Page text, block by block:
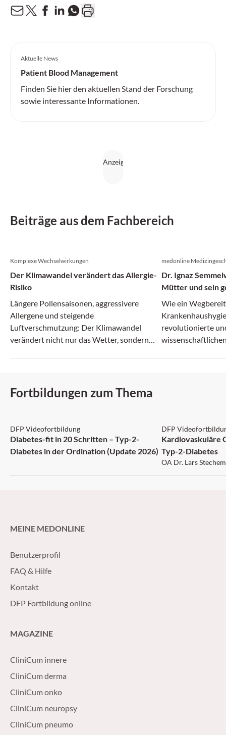
Aktuelle News
Patient Blood Management
Finden Sie hier den aktuellen Stand der Forschung
sowie interessante Informationen.
Beiträge aus dem Fachbereich
Komplexe Wechselwirkungen
Der Klimawandel verändert das Allergie-
Risiko
Längere Pollensaisonen, aggressivere
Allergene und steigende
Luftverschmutzung: Der Klimawandel
verändert nicht nur das Wetter, sondern
medonline
Dr. Ignaz
Mütter und sein
Irrenanstalt
Wie ein
revolutionierte
Fortbildungen zum Thema
DFP: 5 Punkte
DFP Videofortbildung
Diabetes-fit in 20 Schritten – Typ-2-
Diabetes in der Ordination (Update 2026)
DFP
Kardiovaskuläre
Typ-2-Diabetes
OA Dr. Lars
MEINE MEDONLINE
Benutzerprofil
FAQ & Hilfe
Kontakt
DFP Fortbildung online
MAGAZINE
CliniCum innere
CliniCum derma
CliniCum onko
CliniCum neuropsy
CliniCum pneumo